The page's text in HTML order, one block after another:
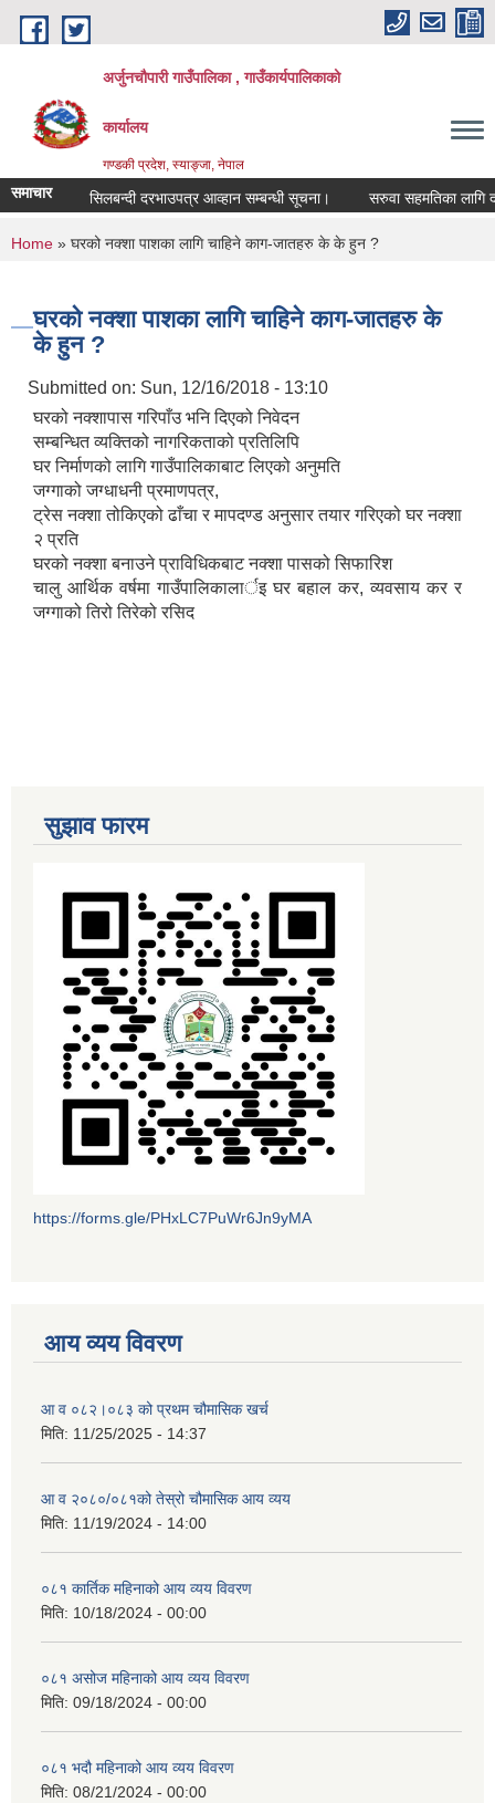
Skip to main content
अर्जुनचौपारी गाउँपालिका , गाउँकार्यपालिकाको
कार्यालय
गण्डकी प्रदेश, स्याङ्जा, नेपाल
समाचार सिलबन्दी दरभाउपत्र आव्हान सम्बन्धी सूचना। सरुवा सहमतिका लागि
You are here
Home » घरको नक्शा पाशका लागि चाहिने काग-जातहरु के के हुन ?
घरको नक्शा पाशका लागि चाहिने काग-जातहरु के
के हुन ?
Submitted on: Sun, 12/16/2018 - 13:10
घरको नक्शापास गरिपाँउ भनि दिएको निवेदन
सम्बन्धित व्यक्तिको नागरिकताको प्रतिलिपि
घर निर्माणको लागि गाउँपालिकाबाट लिएको अनुमति
जग्गाको जग्धाधनी प्रमाणपत्र,
ट्रेस नक्शा तोकिएको ढाँचा र मापदण्ड अनुसार तयार गरिएको घर नक्शा
२ प्रति
घरको नक्शा बनाउने प्राविधिकबाट नक्शा पासको सिफारिश
चालु आर्थिक वर्षमा गाउँपालिकालार्इ घर बहाल कर, व्यवसाय कर र
जग्गाको तिरो तिरेको रसिद
सुझाव फारम
https://forms.gle/PHxLC7PuWr6Jn9yMA
आय व्यय विवरण
आ व ०८२।०८३ को प्रथम चौमासिक खर्च
मिति: 11/25/2025 - 14:37
आ व २०८०/०८१को तेस्रो चौमासिक आय व्यय
मिति: 11/19/2024 - 14:00
०८१ कार्तिक महिनाको आय व्यय विवरण
मिति: 10/18/2024 - 00:00
०८१ असोज महिनाको आय व्यय विवरण
मिति: 09/18/2024 - 00:00
०८१ भदौ महिनाको आय व्यय विवरण
मिति: 08/21/2024 - 00:00